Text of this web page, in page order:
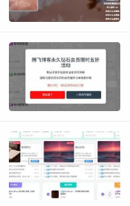
}
}